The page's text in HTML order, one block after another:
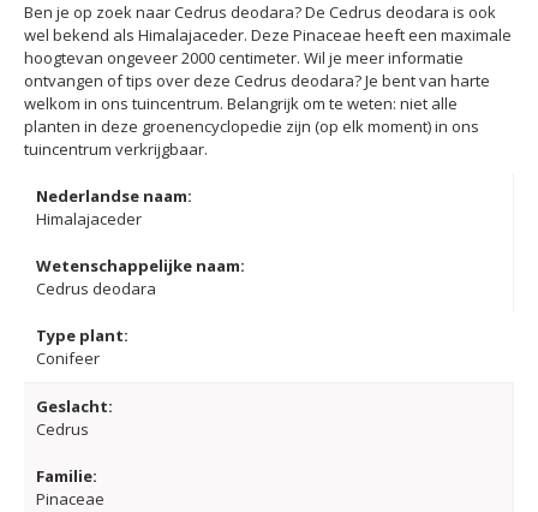
Ben je op zoek naar Cedrus deodara? De Cedrus deodara is ook
wel bekend als Himalajaceder. Deze Pinaceae heeft een maximale
hoogtevan ongeveer 2000 centimeter. Wil je meer informatie
ontvangen of tips over deze Cedrus deodara? Je bent van harte
welkom in ons tuincentrum. Belangrijk om te weten: niet alle
planten in deze groenencyclopedie zijn (op elk moment) in ons
tuincentrum verkrijgbaar.
Nederlandse naam:
Himalajaceder
Wetenschappelijke naam:
Cedrus deodara
Type plant:
Conifeer
Geslacht:
Cedrus
Familie:
Pinaceae